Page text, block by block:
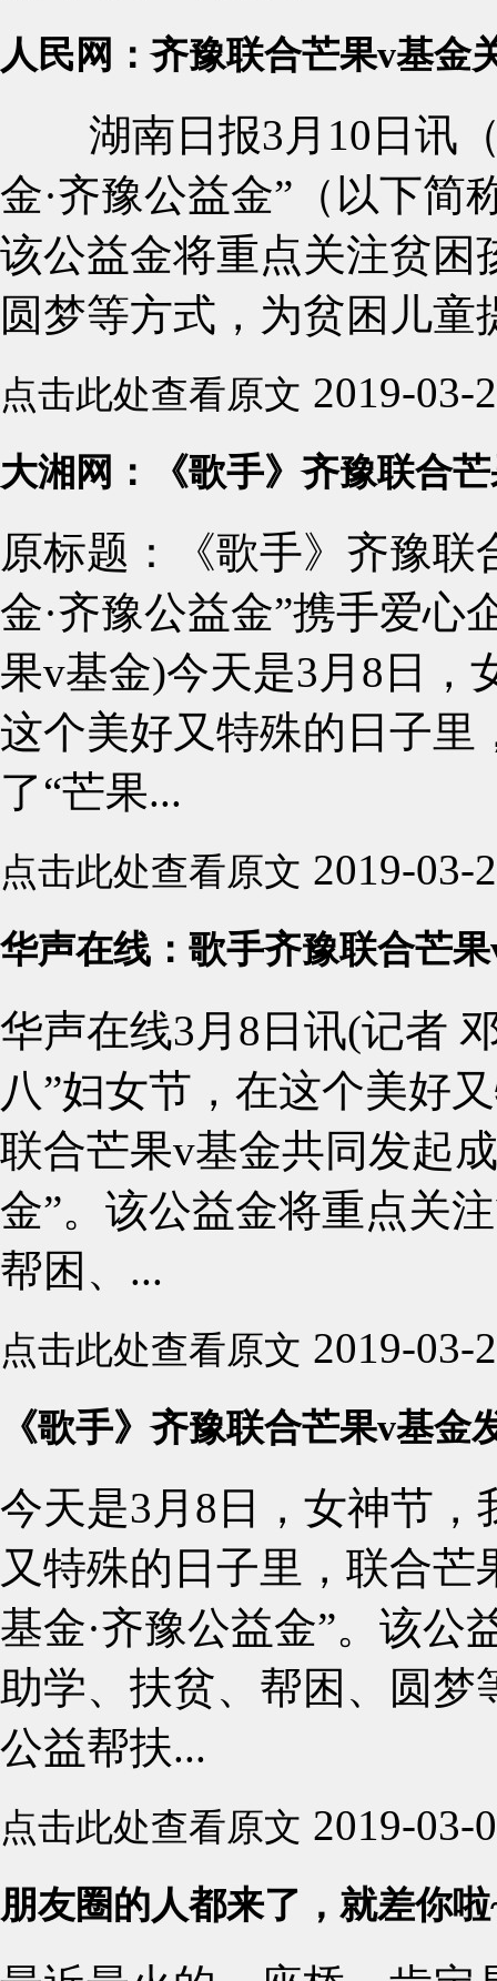
人民网：齐豫联合芒果v基金
湖南日报3月10日讯（
金·齐豫公益金”（以下简
该公益金将重点关注贫困
圆梦等方式，为贫困儿童
点击此处查看原文 2019-03-
大湘网：《歌手》齐豫联合
原标题：《歌手》齐豫联
金·齐豫公益金”携手爱心
果v基金)今天是3月8日，
这个美好又特殊的日子
了“芒果...
点击此处查看原文 2019-03-
华声在线：歌手齐豫联合芒
华声在线3月8日讯(记者
八”妇女节，在这个美好
联合芒果v基金共同发起
金”。该公益金将重点关
帮困、...
点击此处查看原文 2019-03-
《歌手》齐豫联合芒果v基金
今天是3月8日，女神节
又特殊的日子里，联合
基金·齐豫公益金”。该公
助学、扶贫、帮困、圆梦
公益帮扶...
点击此处查看原文 2019-03-
朋友圈的人都来了，就差你啦